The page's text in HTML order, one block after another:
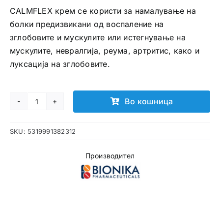
CALMFLEX крем се користи за намалување на
болки предизвикани од воспаление на
зглобовите и мускулите или истегнување на
мускулите, невралгија, реума, артритис, како и
луксација на зглобовите.
Calmflex
количина
Во кошница
SKU: 5319991382312
Производител